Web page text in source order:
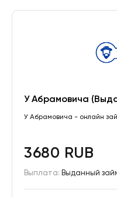
У Абрамовича
У Абрамовича - онлайн
3680 RUB
Выплата: Выданный